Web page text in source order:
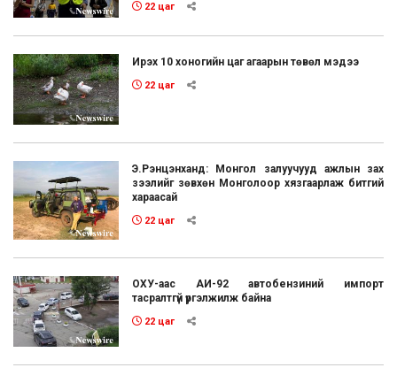
22 цаг
Ирэх 10 хоногийн цаг агаарын төвөл мэдээ
22 цаг
Э.Рэнцэнханд: Монгол залуучууд ажлын зах
зээлийг зөвхөн Монголоор хязгаарлаж битгий
хараасай
22 цаг
ОХУ-аас АИ-92 автобензиний импорт
тасралтгүй үргэлжилж байна
22 цаг